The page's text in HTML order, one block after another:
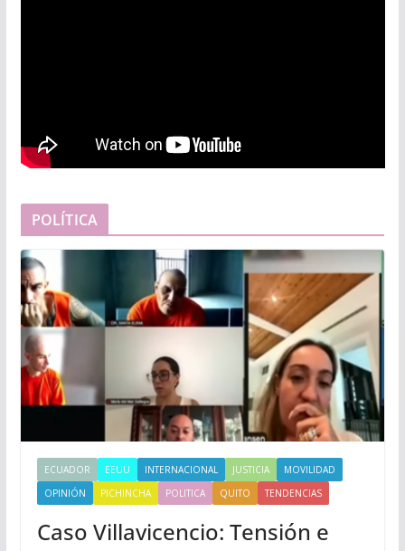
POLÍTICA
ECUADOR EEUU INTERNACIONAL JUSTICIA
MOVILIDAD
OPINIÓN
PICHINCHA POLITICA QUITO TENDENCIAS
Caso Villavicencio: Tensión e